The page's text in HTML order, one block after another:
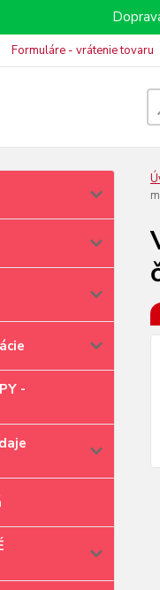
Formuláre - vrátenie tovaru
-